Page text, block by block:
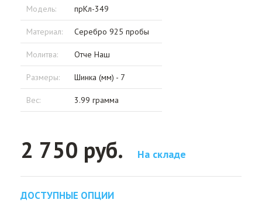
Модель: прКл-349
Материал: Серебро 925 пробы
Молитва: Отче Наш
Размеры: Шинка (мм) - 7
Вес: 3.99 грамма
2 750 руб. На складе
ДОСТУПНЫЕ ОПЦИИ